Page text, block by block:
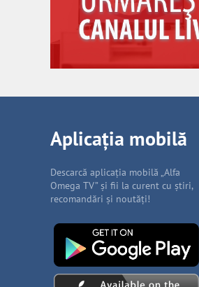
Aplicația mobilă
Descarcă aplicația mobilă „Alfa
Omega TV” și fii la curent cu știri,
recomandări și noutăți!